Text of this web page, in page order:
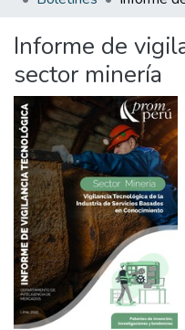
Statistics
Informe de
sector minería